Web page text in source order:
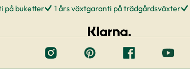
på buketter 1 års växtgaranti på trädgårdsväxter